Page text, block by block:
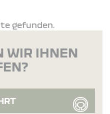
gefunden.
WIR IHNEN